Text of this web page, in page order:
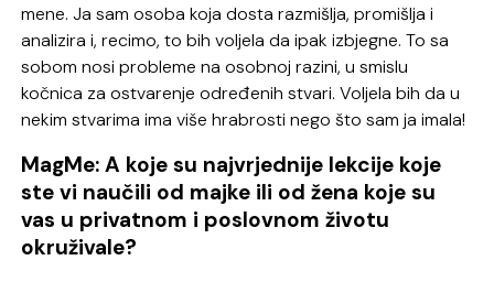
mene. Ja sam osoba koja dosta razmišlja, promišlja i
analizira i, recimo, to bih voljela da ipak izbjegne. To sa
sobom nosi probleme na osobnoj razini, u smislu
kočnica za ostvarenje određenih stvari. Voljela bih da u
nekim stvarima ima više hrabrosti nego što sam ja imala!
MagMe: A koje su najvrjednije lekcije koje
ste vi naučili od majke ili od žena koje su
vas u privatnom i poslovnom životu
okruživale?